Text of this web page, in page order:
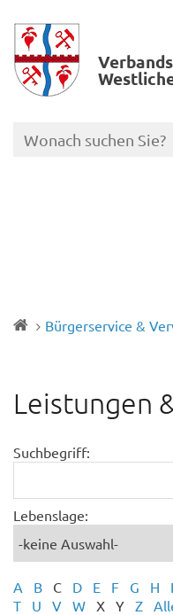
Bürgerservice &
Leistungen
Suchbegriff:
Lebenslage:
A B C D E F G H I
T
U V W X Y Z